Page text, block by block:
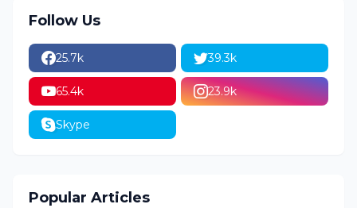
Follow Us
25.7k 39.3k
65.4k 23.9k
Skype
Popular Articles